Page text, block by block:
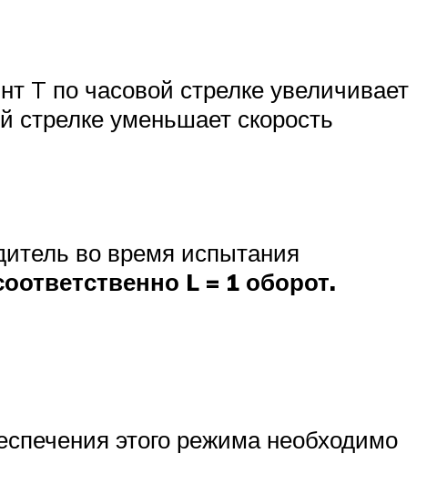
T по часовой стрелке увеличивает
стрелке уменьшает скорость
во время испытания
L = 1 оборот.
этого режима необходимо